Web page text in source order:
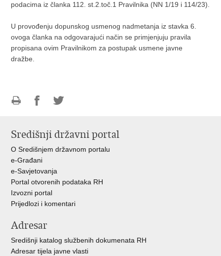
podacima iz članka 112. st.2.toč.1 Pravilnika (NN 1/19 i 114/23).
U provođenju dopunskog usmenog nadmetanja iz stavka 6.
ovoga članka na odgovarajući način se primjenjuju pravila
propisana ovim Pravilnikom za postupak usmene javne
dražbe.
FacebookuTwitteru
Središnji državni portal
O Središnjem državnom portalu
e-Građani
e-Savjetovanja
Portal otvorenih podataka RH
Izvozni portal
Prijedlozi i komentari
Adresar
Središnji katalog službenih dokumenata RH
Adresar tijela javne vlasti